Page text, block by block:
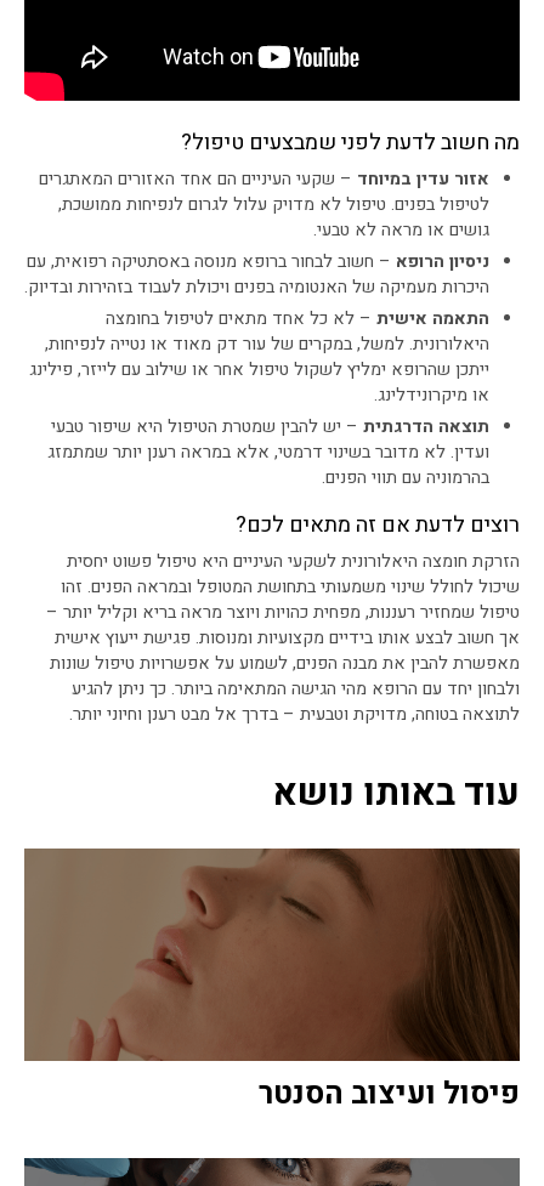
מה חשוב לדעת לפני שמבצעים טיפול?
אזור עדין במיוחד – שקעי העיניים הם אחד האזורים המאתגרים
לטיפול בפנים. טיפול לא מדויק עלול לגרום לנפיחות ממושכת,
גושים או מראה לא טבעי.
ניסיון הרופא – חשוב לבחור ברופא מנוסה באסתטיקה רפואית, עם
היכרות מעמיקה של האנטומיה בפנים ויכולת לעבוד בזהירות ובדיוק.
התאמה אישית – לא כל אחד מתאים לטיפול בחומצה
היאלורונית. למשל, במקרים של עור דק מאוד או נטייה לנפיחות,
ייתכן שהרופא ימליץ לשקול טיפול אחר או שילוב עם לייזר, פילינג
או מיקרונידלינג.
תוצאה הדרגתית – יש להבין שמטרת הטיפול היא שיפור טבעי
ועדין. לא מדובר בשינוי דרמטי, אלא במראה רענן יותר שמתמזג
בהרמוניה עם תווי הפנים.
רוצים לדעת אם זה מתאים לכם?
הזרקת חומצה היאלורונית לשקעי העיניים היא טיפול פשוט יחסית
שיכול לחולל שינוי משמעותי בתחושת המטופל ובמראה הפנים. זהו
טיפול שמחזיר רעננות, מפחית כהויות ויוצר מראה בריא וקליל יותר –
אך חשוב לבצע אותו בידיים מקצועיות ומנוסות. פגישת ייעוץ אישית
מאפשרת להבין את מבנה הפנים, לשמוע על אפשרויות טיפול שונות
ולבחון יחד עם הרופא מהי הגישה המתאימה ביותר. כך ניתן להגיע
לתוצאה בטוחה, מדויקת וטבעית – בדרך אל מבט רענן וחיוני יותר.
עוד באותו נושא
פיסול ועיצוב הסנטר